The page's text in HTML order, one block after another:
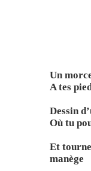
Un
A tes
Dessin
Où tu
Et
manège